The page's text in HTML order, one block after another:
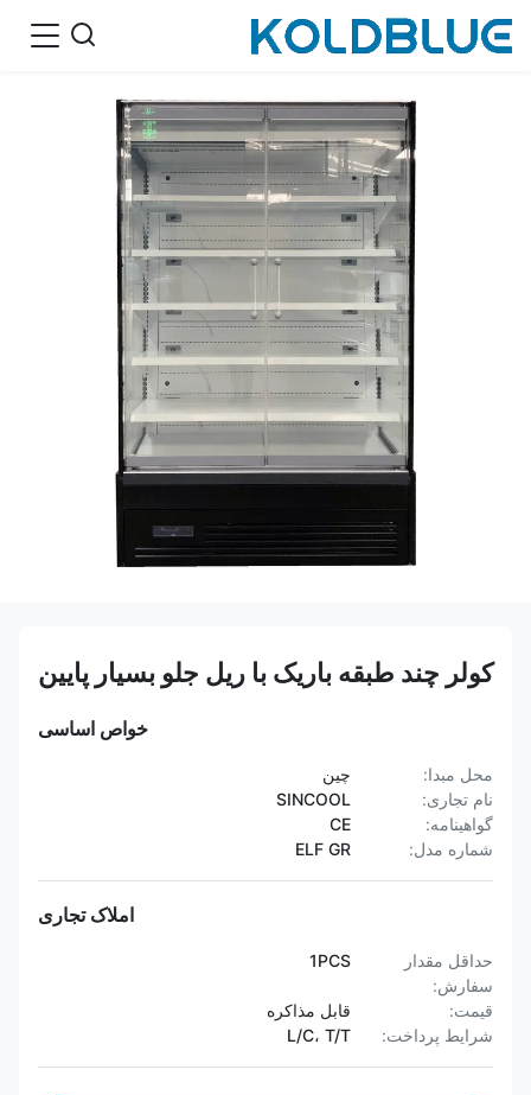
کولر چند طبقه باریک با ریل جلو بسیار پایین
خواص اساسی
محل مبدا:
چین
نام تجاری:
SINCOOL
گواهینامه:
CE
شماره مدل:
ELF GR
املاک تجاری
حداقل مقدار
سفارش:
1PCS
قیمت:
قابل مذاکره
شرایط پرداخت:
L/C، T/T